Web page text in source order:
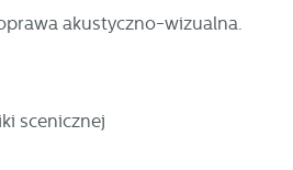
akustyczno-wizualna.
scenicznej
lub firm będących naszymi
usług. Firmy te działają
komunikatów mediów